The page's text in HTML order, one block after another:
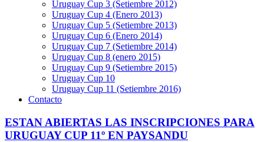
Uruguay Cup 3 (Setiembre 2012)
Uruguay Cup 4 (Enero 2013)
Uruguay Cup 5 (Setiembre 2013)
Uruguay Cup 6 (Enero 2014)
Uruguay Cup 7 (Setiembre 2014)
Uruguay Cup 8 (enero 2015)
Uruguay Cup 9 (Setiembre 2015)
Uruguay Cup 10
Uruguay Cup 11 (Setiembre 2016)
Contacto
ESTAN ABIERTAS LAS INSCRIPCIONES PARA
URUGUAY CUP 11º EN PAYSANDU